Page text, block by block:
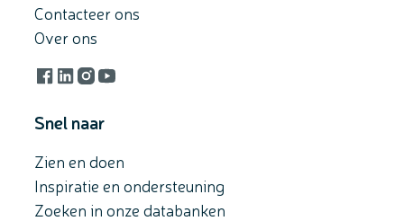
Contacteer ons
Over ons
Facebook
LinkedIn
Instagram
YouTube
Snel naar
Zien en doen
Inspiratie en ondersteuning
Zoeken in onze databanken